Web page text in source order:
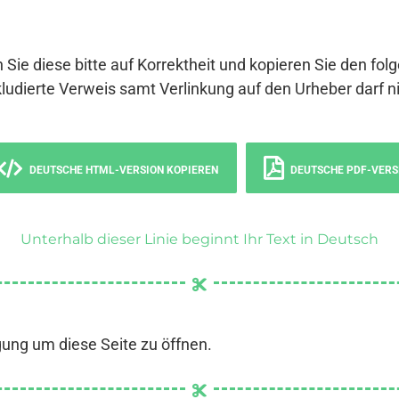
diese bitte auf Korrektheit und kopieren Sie den
Verweis samt Verlinkung auf den Urheber darf
DEUTSCHE HTML-VERSION KOPIEREN DEUTSCHE PDF-
Unterhalb dieser Linie beginnt Ihr Text in Deutsch
um diese Seite zu öffnen.